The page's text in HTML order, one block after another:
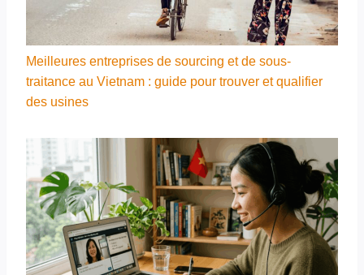
Meilleures entreprises de sourcing et de sous-
traitance au Vietnam : guide pour trouver et qualifier
des usines